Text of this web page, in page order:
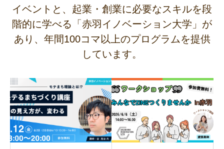
イベントと、起業・創業に必要なスキルを段
階的に学べる「赤羽イノベーション大学」が
あり、年間100コマ以上のプログラムを提供
しています。